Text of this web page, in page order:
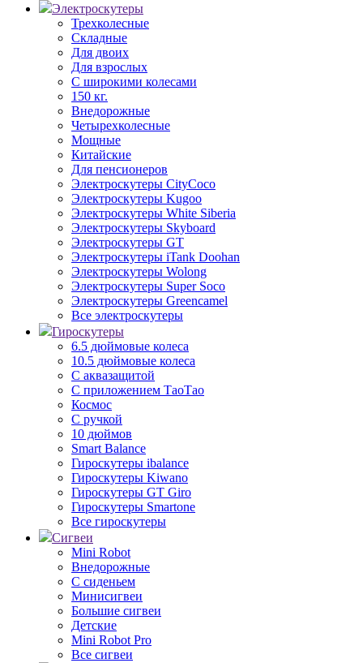
Электроскутеры
Трехколесные
Складные
Для двоих
Для взрослых
С широкими колесами
150 кг.
Внедорожные
Четырехколесные
Мощные
Китайские
Для пенсионеров
Электроскутеры CityCoco
Электроскутеры Kugoo
Электроскутеры White Siberia
Электроскутеры Skyboard
Электроскутеры GT
Электроскутеры iTank Doohan
Электроскутеры Wolong
Электроскутеры Super Soco
Электроскутеры Greencamel
Все электроскутеры
Гироскутеры
6.5 дюймовые колеса
10.5 дюймовые колеса
С аквазащитой
С приложением ТаоТао
Космос
С ручкой
10 дюймов
Smart Balance
Гироскутеры ibalance
Гироскутеры Kiwano
Гироскутеры GT Giro
Гироскутеры Smartone
Все гироскутеры
Сигвеи
Mini Robot
Внедорожные
С сиденьем
Минисигвеи
Большие сигвеи
Детские
Mini Robot Pro
Все сигвеи